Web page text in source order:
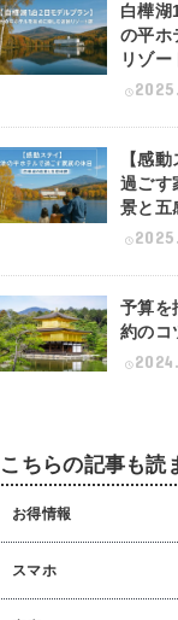
白樺湖
の平ホ
リゾー
【感
過ごす
景と五
予算を
約のコ
こちらの記事も読
お得情報
スマホ